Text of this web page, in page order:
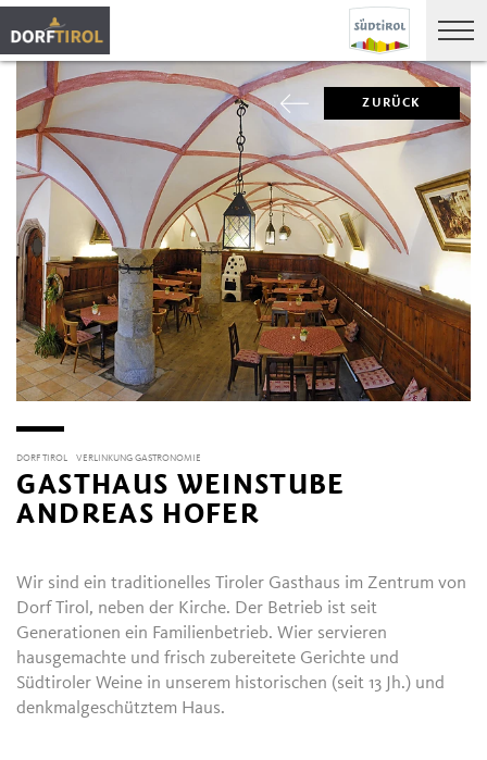
ZURÜCK
DORF TIROL VERLINKUNG GASTRONOMIE
GASTHAUS WEINSTUBE
ANDREAS HOFER
Wir sind ein traditionelles Tiroler Gasthaus im Zentrum von
Dorf Tirol, neben der Kirche. Der Betrieb ist seit
Generationen ein Familienbetrieb. Wier servieren
hausgemachte und frisch zubereitete Gerichte und
Südtiroler Weine in unserem historischen (seit 13 Jh.) und
denkmalgeschütztem Haus.